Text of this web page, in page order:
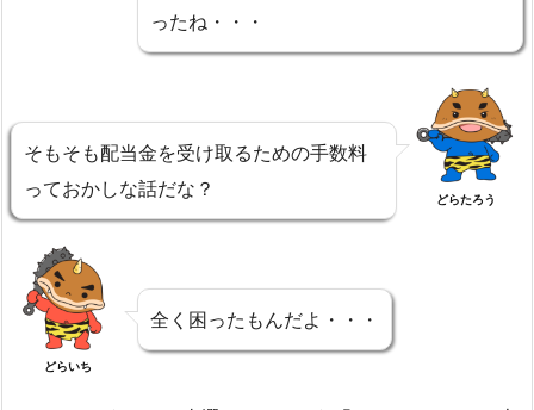
ったね・・・
そもそも配当金を受け取るための手数料
っておかしな話だな？
どらたろう
どらいち
全く困ったもんだよ・・・